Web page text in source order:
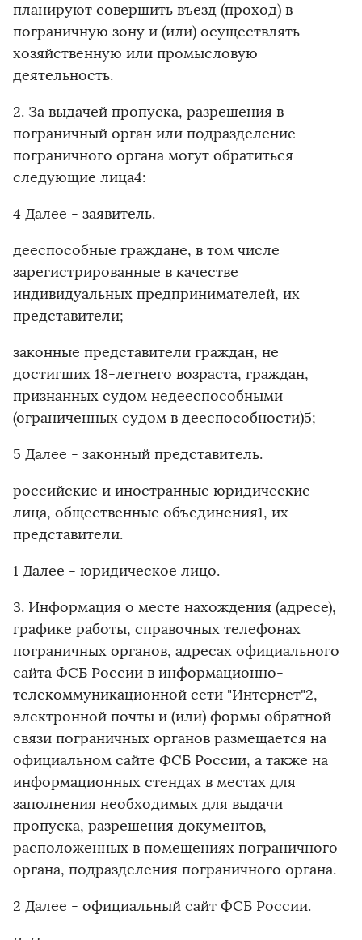
планируют совершить въезд (проход) в
пограничную зону и (или) осуществлять
хозяйственную или промысловую
деятельность.
2. За выдачей пропуска, разрешения в
пограничный орган или подразделение
пограничного органа могут обратиться
следующие лица4:
4 Далее - заявитель.
дееспособные граждане, в том числе
зарегистрированные в качестве
индивидуальных предпринимателей, их
представители;
законные представители граждан, не
достигших 18-летнего возраста, граждан,
признанных судом недееспособными
(ограниченных судом в дееспособности)5;
5 Далее - законный представитель.
российские и иностранные юридические
лица, общественные объединения1, их
представители.
1 Далее - юридическое лицо.
3. Информация о месте нахождения (адресе),
графике работы, справочных телефонах
пограничных органов, адресах официального
сайта ФСБ России в информационно-
телекоммуникационной сети "Интернет"2,
электронной почты и (или) формы обратной
связи пограничных органов размещается на
официальном сайте ФСБ России, а также на
информационных стендах в местах для
заполнения необходимых для выдачи
пропуска, разрешения документов,
расположенных в помещениях пограничного
органа, подразделения пограничного органа.
2 Далее - официальный сайт ФСБ России.